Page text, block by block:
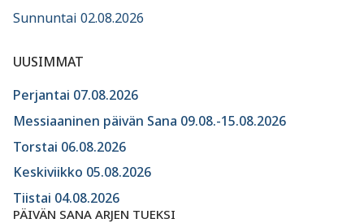
Sunnuntai 02.08.2026
UUSIMMAT
Perjantai 07.08.2026
Messiaaninen päivän Sana 09.08.-15.08.2026
Torstai 06.08.2026
Keskiviikko 05.08.2026
Tiistai 04.08.2026
PÄIVÄN SANA ARJEN TUEKSI